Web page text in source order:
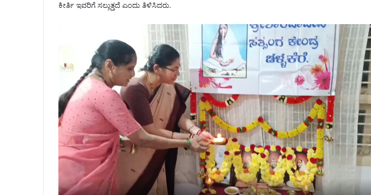
ಕೀರ್ತಿ ಇವರಿಗೆ ಸಲ್ಲುತ್ತದೆ ಎಂದು ತಿಳಿಸಿದರು.